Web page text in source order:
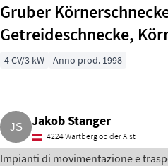
Gruber
Getreideschnecke,
4 CV/3 kW Anno prod. 1998
Jakob Stanger
4224 Wartberg ob der Aist
Impianti di movimentazione e